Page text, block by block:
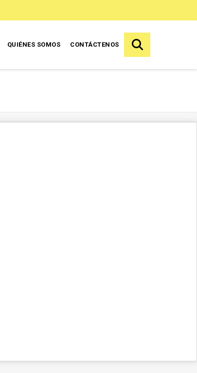
QUIÉNES SOMOS CONTÁCTENOS